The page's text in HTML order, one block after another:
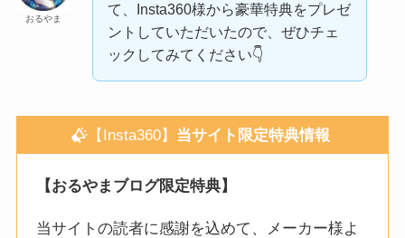
おるやま
て、Insta360様から豪華特典をプレゼ
ントしていただいたので、ぜひチェ
ックしてみてください👇️
【Insta360】 当サイト限定特典情報
【おるやまブログ限定特典】
当サイトの読者に感謝を込めて、メーカー様よ